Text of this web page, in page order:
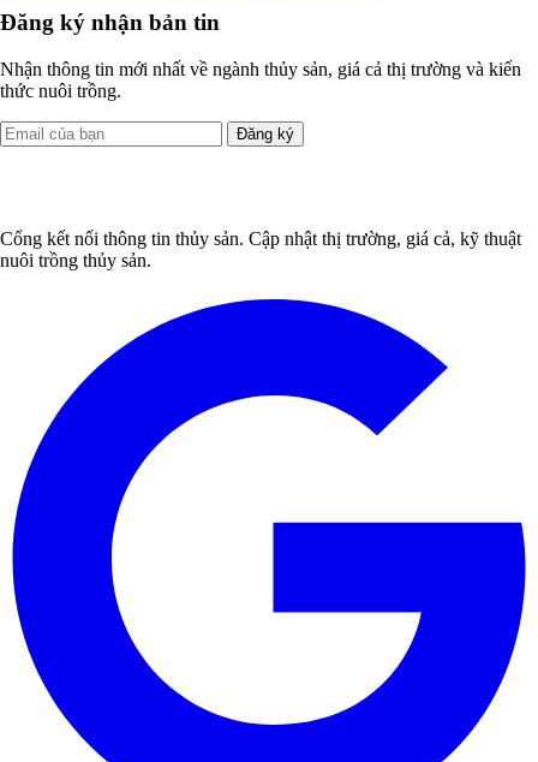
Đăng ký nhận bản tin
Nhận thông tin mới nhất về ngành thủy sản, giá cả thị trường và kiến
thức nuôi trồng.
Đăng ký
Cổng kết nối thông tin thủy sản. Cập nhật thị trường, giá cả, kỹ thuật
nuôi trồng thủy sản.